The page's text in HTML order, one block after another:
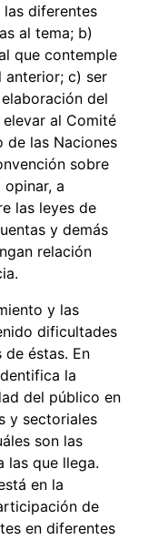
diferentes
al tema; b)
que contemple
anterior; c) ser
del
al Comité
de las Naciones
sobre
a
las leyes de
y demás
relación
y las
dificultades
de éstas. En
la
del público en
y sectoriales
son las
las que llega.
en la
de
en diferentes